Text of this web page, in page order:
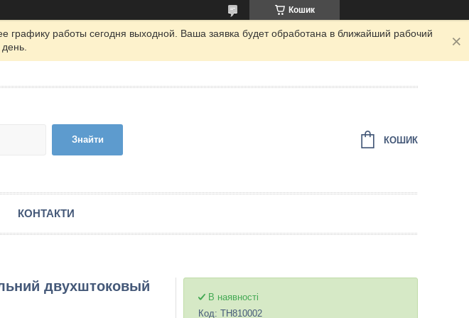
Кошик
работы сегодня выходной. Ваша заявка будет обработана в ближайший рабочий
день.
Знайти КОШИК
КОНТАКТИ
двухштоковый
В наявності
Код: TH810002